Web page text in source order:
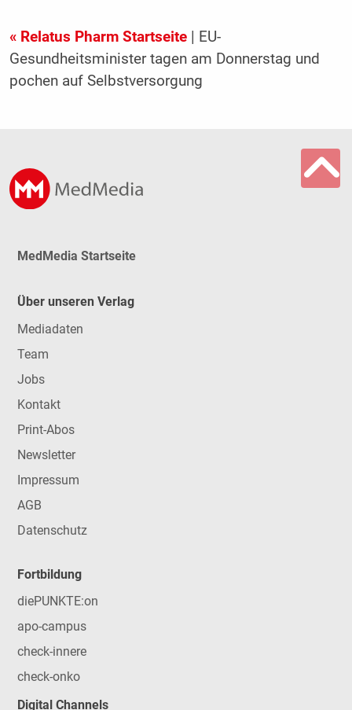
« Relatus Pharm Startseite| EU-
Gesundheitsminister tagen am Donnerstag und
pochen auf Selbstversorgung
MedMedia Startseite
Über unseren Verlag
Mediadaten
Team
Jobs
Kontakt
Print-Abos
Newsletter
Impressum
AGB
Datenschutz
Fortbildung
diePUNKTE:on
apo-campus
check-innere
check-onko
Digital Channels